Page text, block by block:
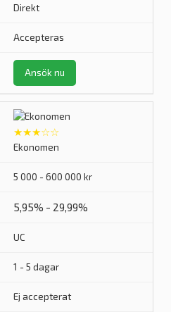
Direkt
Accepteras
Ansök nu
★★★☆☆
Ekonomen
5 000 - 600 000 kr
5,95% - 29,99%
UC
1 - 5 dagar
Ej accepterat